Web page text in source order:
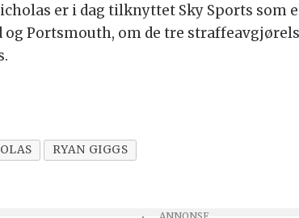
er i dag tilknyttet Sky Sports som
Portsmouth, om de tre
RYAN GIGGS